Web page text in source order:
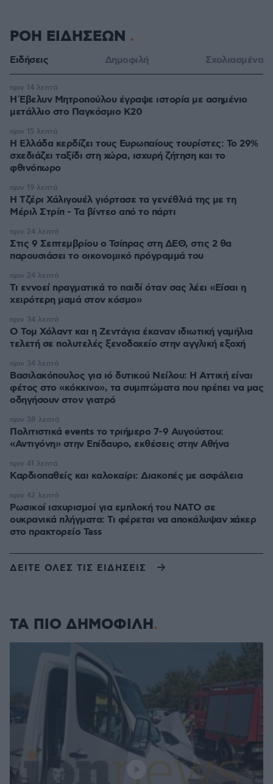
ΡΟΗ ΕΙΔΗΣΕΩΝ
Ειδήσεις Δημοφιλή Σχολιασμένα
Η Έβελυν Μητροπούλου έγραψε ιστορία με ασημένιο
μετάλλιο στο Παγκόσμιο Κ20
πριν 14 λεπτά
Η Ελλάδα κερδίζει τους Ευρωπαίους τουρίστες: Το 29%
σχεδιάζει ταξίδι στη χώρα, ισχυρή ζήτηση και το
φθινόπωρο
πριν 15 λεπτά
H Τζέρι Χάλιγουέλ γιόρτασε τα γενέθλιά της με τη
Μέριλ Στρίπ - Τα βίντεο από το πάρτι
πριν 19 λεπτά
Στις 9 Σεπτεμβρίου ο Τσίπρας στη ΔΕΘ, στις 2 θα
παρουσιάσει το οικονομικό πρόγραμμά του
πριν 24 λεπτά
Τι εννοεί πραγματικά το παιδί όταν σας λέει «Είσαι η
χειρότερη μαμά στον κόσμο»
πριν 24 λεπτά
O Τομ Χόλαντ και η Ζεντάγια έκαναν ιδιωτική γαμήλια
τελετή σε πολυτελές ξενοδοχείο στην αγγλική εξοχή
πριν 34 λεπτά
Βασιλακόπουλος για ιό δυτικού Νείλου: Η Αττική είναι
φέτος στο «κόκκινο», τα συμπτώματα που πρέπει να μας
οδηγήσουν στον γιατρό
πριν 34 λεπτά
Πολιτιστικά events το τριήμερο 7-9 Αυγούστου:
«Αντιγόνη» στην Επίδαυρο, εκθέσεις στην Αθήνα
πριν 38 λεπτά
Καρδιοπαθείς και καλοκαίρι: Διακοπές με ασφάλεια
πριν 41 λεπτά
Ρωσικοί ισχυρισμοί για εμπλοκή του ΝΑΤΟ σε
ουκρανικά πλήγματα: Τι φέρεται να αποκάλυψαν χάκερ
στο πρακτορείο Tass
πριν 42 λεπτά
ΔΕΙΤΕ ΟΛΕΣ ΤΙΣ ΕΙΔΗΣΕΙΣ
ΤΑ ΠΙΟ ΔΗΜΟΦΙΛΗ